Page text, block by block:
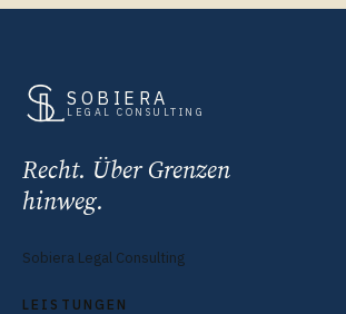
SOBIERA
LEGAL CONSULTING
Recht. Über Grenzen
hinweg.
Sobiera Legal Consulting
LEISTUNGEN